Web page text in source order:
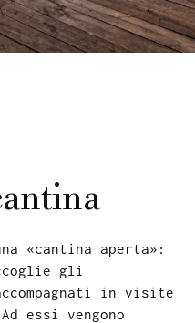
«cantina aperta»:
gli
in visite
essi vengono